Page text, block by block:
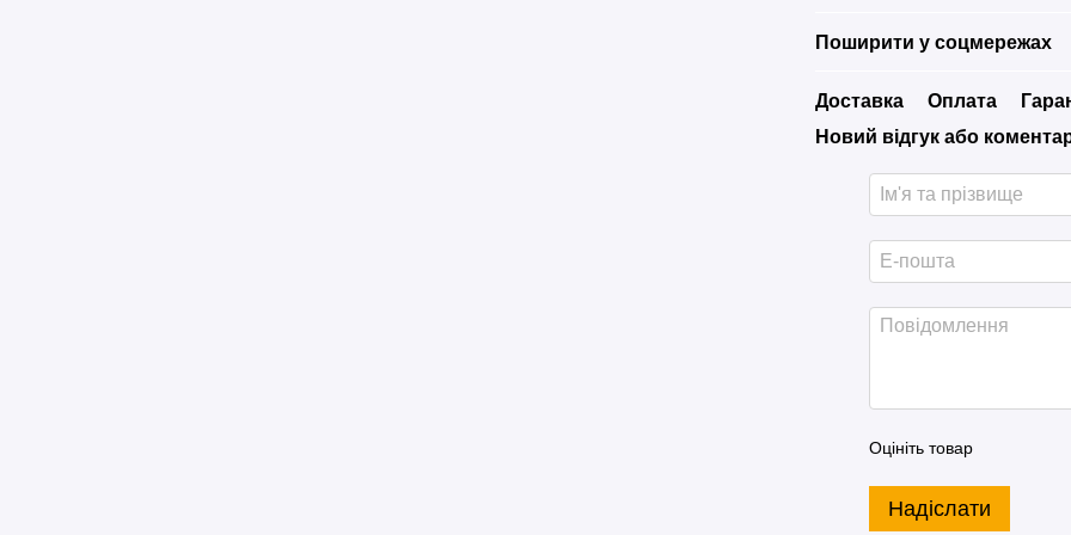
Поширити у соцмережах
Доставка Оплата
Новий відгук або
Оцініть товар
Надіслати